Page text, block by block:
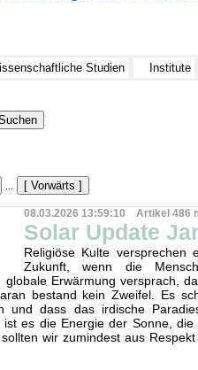
Studien Institute
...
08.03.2026 13:59:10 Artikel 486
Solar Update
Religiöse Kulte versprechen
Zukunft, wenn die
Erwärmung versprach,
bestand kein Zweifel. Es
und dass das irdische
es die Energie der Sonne, die
wir zumindest aus